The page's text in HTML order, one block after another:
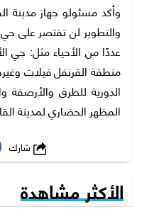
وأكد مسئولو جهاز مدينة
والتطوير لن تقتصر على
عددًا من الأحياء مثل: حي
منطقة القرنفل فيلات
الدورية للطرق والأرصفة
المظهر الحضاري لمدينة
الأكثر مشاهدة